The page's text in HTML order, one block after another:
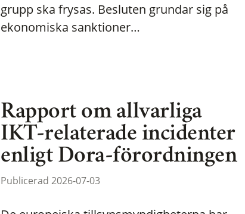
grupp ska frysas. Besluten grundar sig på
ekonomiska sanktioner…
Rapport om allvarliga
IKT-relaterade incidenter
enligt Dora-förordningen
Publicerad 2026-07-03